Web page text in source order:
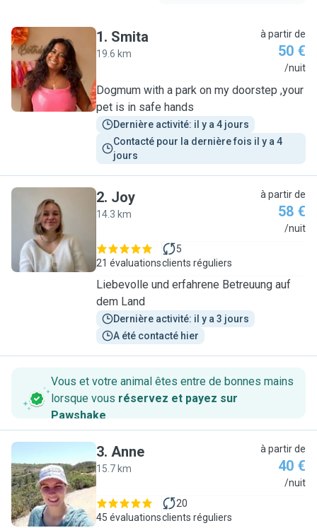
S
1. Smita
19.6 km
à partir de
50 €
/nuit
Dogmum with a park on my doorstep ,your
pet is in safe hands
Dernière activité: il y a 4 jours
Contacté pour la dernière fois il y a 4
jours
J
2. Joy
14.3 km
à partir de
58 €
/nuit
21 évaluations
5
clients réguliers
Liebevolle und erfahrene Betreuung auf
dem Land
Dernière activité: il y a 3 jours
A été contacté hier
Vous et votre animal êtes entre de bonnes mains
lorsque vous réservez et payez sur
Pawshake.
A
3. Anne
15.7 km
à partir de
40 €
/nuit
45 évaluations
20
clients réguliers